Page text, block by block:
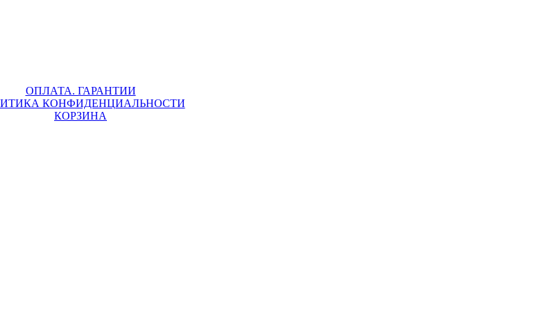
ОПЛАТА. ГАРАНТИИ
КОНФИДЕНЦИАЛЬНОСТИ
КОРЗИНА